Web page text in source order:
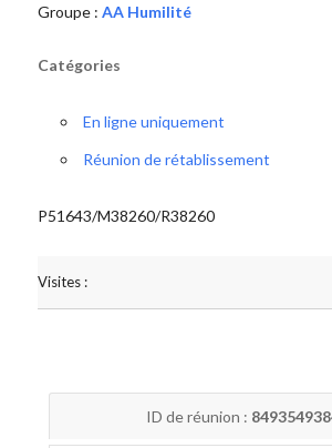
Groupe : AA Humilité
Catégories
En ligne uniquement
Réunion de rétablissement
P51643/M38260/R38260
Visites :
ID de réunion :